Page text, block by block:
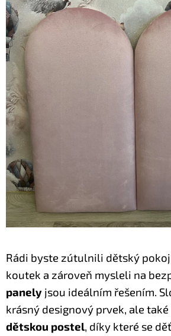
Rádi byste zútulnili dětský
koutek a zároveň mysleli na
panely jsou ideálním řešením.
krásný designový prvek, ale také
dětskou postel, díky které se